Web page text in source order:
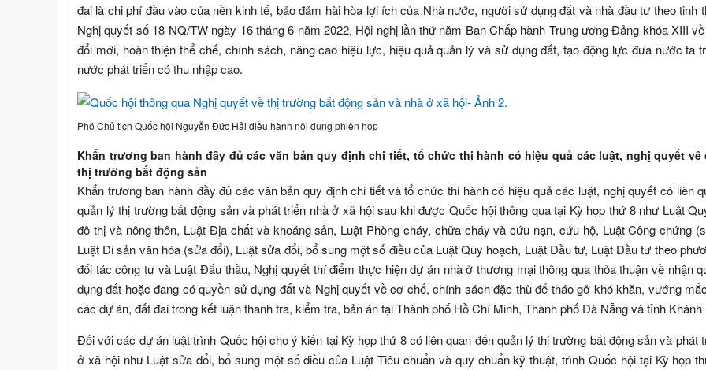
đai là chi phí đầu vào của nền kinh tế, bảo đảm hài hòa lợi ích của Nhà nước, người sử dụng đất và nhà đầu tư theo tinh
Nghị quyết số 18-NQ/TW ngày 16 tháng 6 năm 2022, Hội nghị lần thứ năm Ban Chấp hành Trung ương Đảng khóa XIII
đổi mới, hoàn thiện thể chế, chính sách, nâng cao hiệu lực, hiệu quả quản lý và sử dụng đất, tạo động lực đưa nước ta
nước phát triển có thu nhập cao.
Phó Chủ tịch Quốc hội Nguyễn Đức Hải điều hành nội dung phiên họp
Khẩn trương ban hành đầy đủ các văn bản quy định chi tiết, tổ chức thi hành có hiệu quả các luật, nghị quyết về
thị trường bất động sản
Khẩn trương ban hành đầy đủ các văn bản quy định chi tiết và tổ chức thi hành có hiệu quả các luật, nghị quyết có liên
quản lý thị trường bất động sản và phát triển nhà ở xã hội sau khi được Quốc hội thông qua tại Kỳ họp thứ 8 như Luật
đô thị và nông thôn, Luật Địa chất và khoáng sản, Luật Phòng cháy, chữa cháy và cứu nạn, cứu hộ, Luật Công chứng
Luật Di sản văn hóa (sửa đổi), Luật sửa đổi, bổ sung một số điều của Luật Quy hoạch, Luật Đầu tư, Luật Đầu tư theo
đối tác công tư và Luật Đấu thầu, Nghị quyết thí điểm thực hiện dự án nhà ở thương mại thông qua thỏa thuận về nhận
dụng đất hoặc đang có quyền sử dụng đất và Nghị quyết về cơ chế, chính sách đặc thù để tháo gỡ khó khăn, vướng
các dự án, đất đai trong kết luận thanh tra, kiểm tra, bản án tại Thành phố Hồ Chí Minh, Thành phố Đà Nẵng và tỉnh Khánh
Đối với các dự án luật trình Quốc hội cho ý kiến tại Kỳ họp thứ 8 có liên quan đến quản lý thị trường bất động sản và phát
ở xã hội như Luật sửa đổi, bổ sung một số điều của Luật Tiêu chuẩn và quy chuẩn kỹ thuật, trình Quốc hội tại Kỳ họp